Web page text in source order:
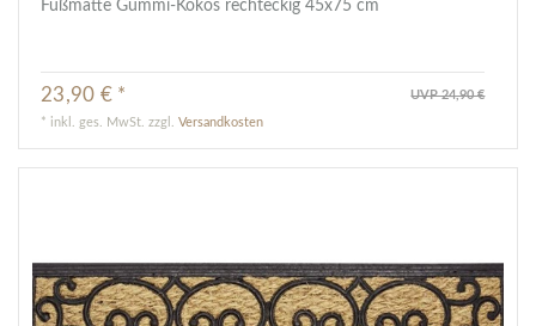
Fußmatte Gummi-Kokos rechteckig 45x75 cm
UVP 24,90 €
23,90 € *
* inkl. ges. MwSt. zzgl.Versandkosten